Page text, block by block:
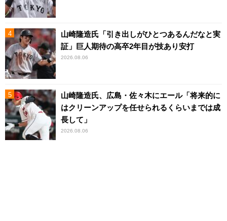
山崎隆造氏「引き出しがひとつあるんだなと実
証」巨人期待の高卒2年目が技あり安打
2026.08.06
山崎隆造氏、広島・佐々木にエール「将来的に
はクリーンアップを任せられるくらいまでは成
長して」
2026.08.06